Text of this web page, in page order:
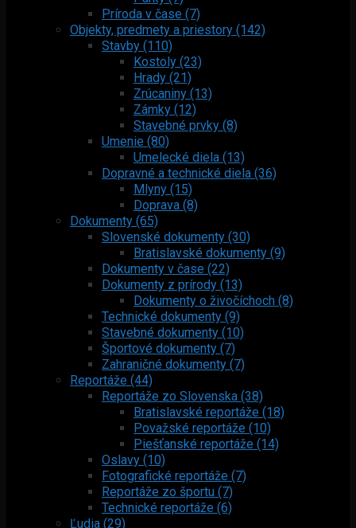
Príroda v čase (7)
Objekty, predmety a priestory (142)
Stavby (110)
Kostoly (23)
Hrady (21)
Zrúcaniny (13)
Zámky (12)
Stavebné prvky (8)
Umenie (80)
Umelecké diela (13)
Dopravné a technické diela (36)
Mlyny (15)
Doprava (8)
Dokumenty (65)
Slovenské dokumenty (30)
Bratislavské dokumenty (9)
Dokumenty v čase (22)
Dokumenty z prírody (13)
Dokumenty o živočíchoch (8)
Technické dokumenty (9)
Stavebné dokumenty (10)
Športové dokumenty (7)
Zahraničné dokumenty (7)
Reportáže (44)
Reportáže zo Slovenska (38)
Bratislavské reportáže (18)
Považské reportáže (10)
Piešťanské reportáže (14)
Oslavy (10)
Fotografické reportáže (7)
Reportáže zo športu (7)
Technické reportáže (6)
Ľudia (29)